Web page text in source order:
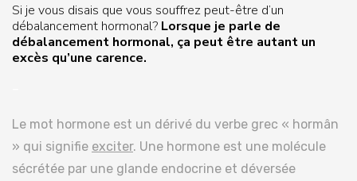
Si je vous disais que vous souffrez peut-être d’un
débalancement hormonal? Lorsque je parle de
débalancement hormonal, ça peut être autant un
excès qu’une carence.
Le mot hormone est un dérivé du verbe grec « hormân
» qui signifie exciter. Une hormone est une molécule
sécrétée par une glande endocrine et déversée